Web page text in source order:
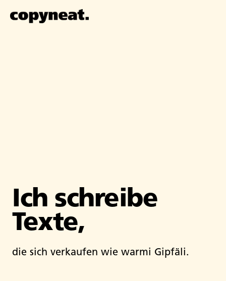
Ich schreibe
Texte,
die sich verkaufen wie warmi Gi